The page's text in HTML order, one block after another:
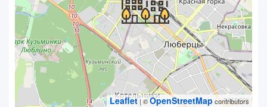
Leaflet| ©OpenStreetMap contributors